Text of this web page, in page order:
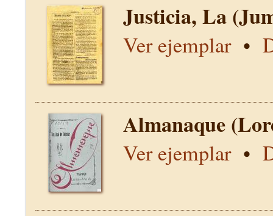
Justicia, La
Ver ejemplar•
Almanaque
Ver ejemplar•